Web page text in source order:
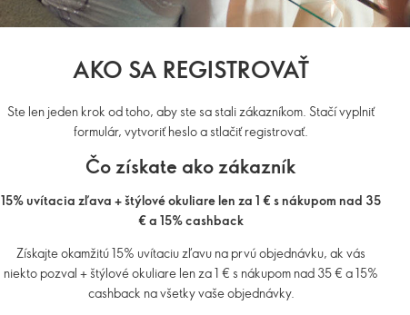
AKO SA REGISTROVAŤ
Ste len jeden krok od toho, aby ste sa stali zákazníkom. Stačí vyplniť
formulár, vytvoriť heslo a stlačiť registrovať.
Čo získate ako zákazník
15% uvítacia zľava + štýlové okuliare len za 1 € s nákupom nad 35
€a 15% cashback
Získajte okamžitú 15% uvítaciu zľavu na prvú objednávku, ak vás
niekto pozval + štýlové okuliare len za 1 € s nákupom nad 35 € a 15%
cashback na všetky vaše objednávky.